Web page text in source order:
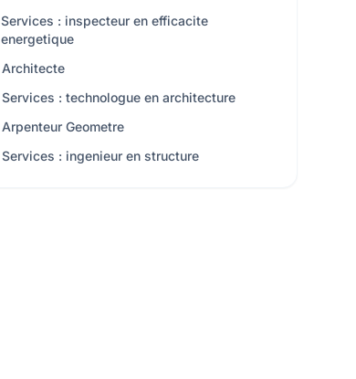
Services : inspecteur en efficacite
energetique
Architecte
Services : technologue en architecture
Arpenteur Geometre
Services : ingenieur en structure